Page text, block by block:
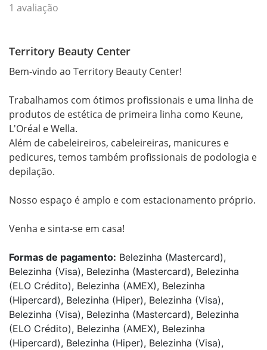
1 avaliação
Territory Beauty Center
Bem-vindo ao Territory Beauty Center!
Trabalhamos com ótimos profissionais e uma linha de
produtos de estética de primeira linha como Keune,
L'Oréal e Wella.
Além de cabeleireiros, cabeleireiras, manicures e
pedicures, temos também profissionais de podologia e
depilação.
Nosso espaço é amplo e com estacionamento próprio.
Venha e sinta-se em casa!
Formas de pagamento: Belezinha (Mastercard),
Belezinha (Visa), Belezinha (Mastercard), Belezinha
(ELO Crédito), Belezinha (AMEX), Belezinha
(Hipercard), Belezinha (Hiper), Belezinha (Visa),
Belezinha (Visa), Belezinha (Mastercard), Belezinha
(ELO Crédito), Belezinha (AMEX), Belezinha
(Hipercard), Belezinha (Hiper), Belezinha (Visa),